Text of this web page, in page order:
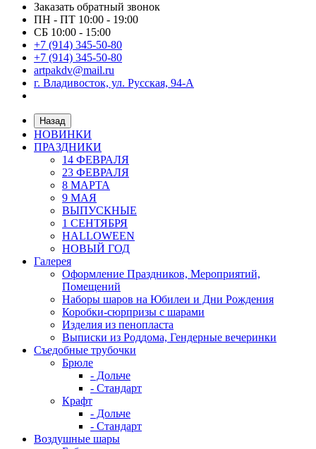
Заказать обратный звонок
ПН - ПТ 10:00 - 19:00
СБ 10:00 - 15:00
+7 (914) 345-50-80
+7 (914) 345-50-80
artpakdv@mail.ru
г. Владивосток, ул. Русская, 94-А
Назад
НОВИНКИ
ПРАЗДНИКИ
14 ФЕВРАЛЯ
23 ФЕВРАЛЯ
8 МАРТА
9 МАЯ
ВЫПУСКНЫЕ
1 СЕНТЯБРЯ
HALLOWEEN
НОВЫЙ ГОД
Галерея
Оформление Праздников, Мероприятий,
Помещений
Наборы шаров на Юбилеи и Дни Рождения
Коробки-сюрпризы с шарами
Изделия из пенопласта
Выписки из Роддома, Гендерные вечеринки
Съедобные трубочки
Брюле
- Дольче
- Стандарт
Крафт
- Дольче
- Стандарт
Воздушные шары